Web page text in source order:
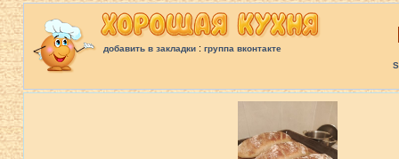
добавить в закладки: группа вконтакте